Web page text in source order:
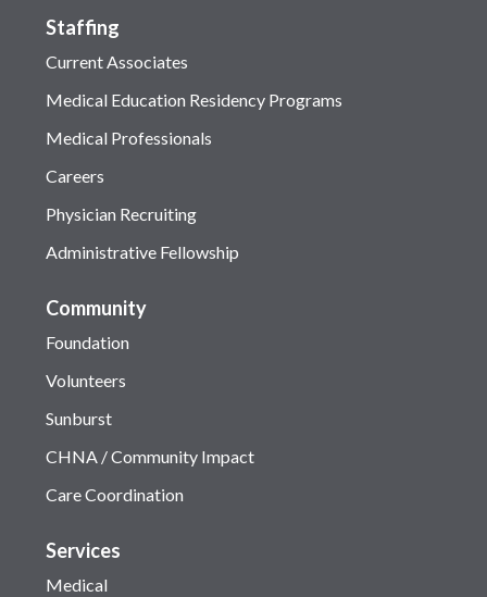
Staffing
Current Associates
Medical Education Residency Programs
Medical Professionals
Careers
Physician Recruiting
Administrative Fellowship
Community
Foundation
Volunteers
Sunburst
CHNA / Community Impact
Care Coordination
Services
Medical